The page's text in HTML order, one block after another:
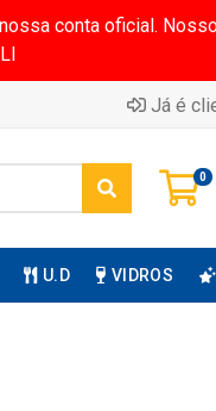
conta oficial.
Já é
0
U.D VIDROS